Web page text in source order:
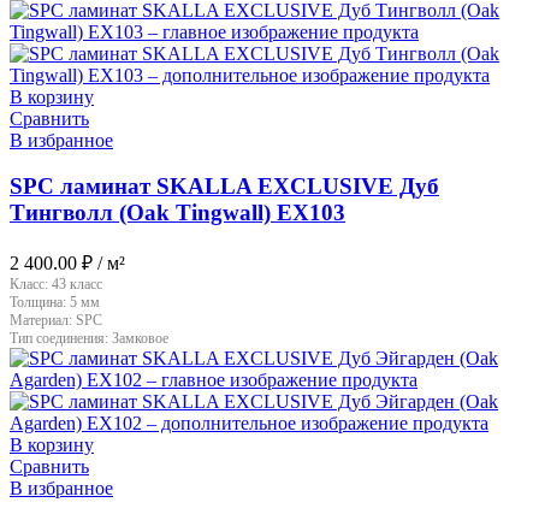
В корзину
Сравнить
В избранное
SPC ламинат SKALLA EXCLUSIVE Дуб
Тингволл (Oak Tingwall) EX103
2 400.00 ₽ / м²
Класс: 43 класс
Толщина: 5 мм
Материал: SPC
Тип соединения: Замковое
В корзину
Сравнить
В избранное